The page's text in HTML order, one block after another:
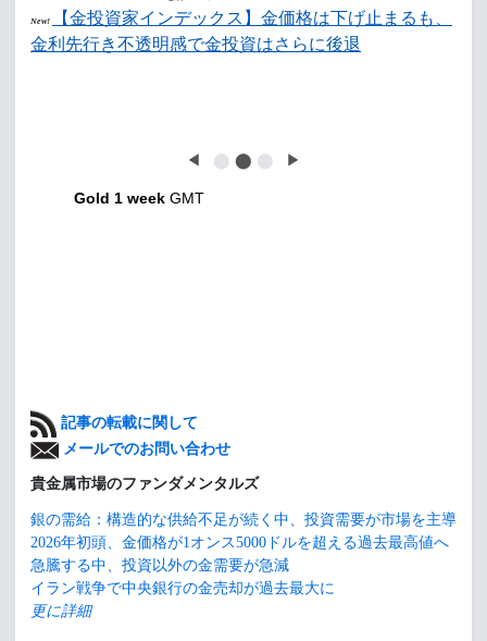
New!
【金投資家インデックス】金価格は下げ止まるも、
金利先行き不透明感で金投資はさらに後退
◀ ⬤ ⬤ ⬤ ▶
Gold 1 week GMT
記事の転載に関して
メールでのお問い合わせ
貴金属市場のファンダメンタルズ
銀の需給：構造的な供給不足が続く中、投資需要が市場を主導
2026年初頭、金価格が1オンス5000ドルを超える過去最高値へ
急騰する中、投資以外の金需要が急減
イラン戦争で中央銀行の金売却が過去最大に
更に詳細